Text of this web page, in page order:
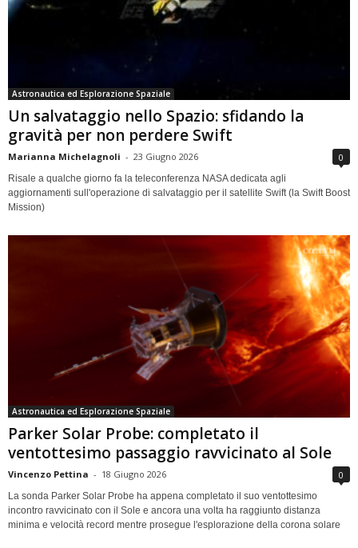
Astronautica ed Esplorazione Spaziale
Un salvataggio nello Spazio: sfidando la
gravità per non perdere Swift
Marianna Michelagnoli - 23 Giugno 2026 0
Risale a qualche giorno fa la teleconferenza NASA dedicata agli
aggiornamenti sull'operazione di salvataggio per il satellite Swift (la Swift Boost
Mission)
Astronautica ed Esplorazione Spaziale
Parker Solar Probe: completato il
ventottesimo passaggio ravvicinato al Sole
Vincenzo Pettina - 18 Giugno 2026 0
La sonda Parker Solar Probe ha appena completato il suo ventottesimo
incontro ravvicinato con il Sole e ancora una volta ha raggiunto distanza
minima e velocità record mentre prosegue l'esplorazione della corona solare